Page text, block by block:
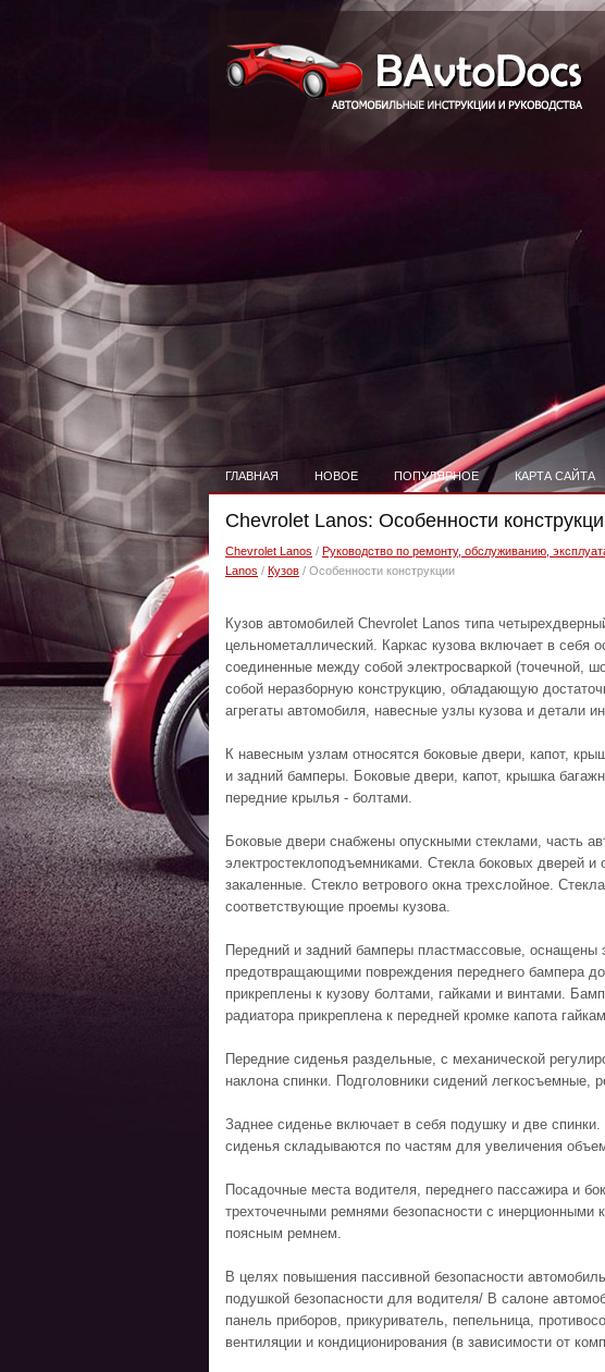
ГЛАВНАЯ НОВОЕ ПОПУЛЯРНОЕ КАРТА САЙТА
Chevrolet Lanos: Особенности
Chevrolet Lanos / Руководство по ремонту, обслуживанию,
Lanos / Кузов / Особенности конструкции
Кузов автомобилей Chevrolet Lanos типа
цельнометаллический. Каркас кузова включает в себя
соединенные между собой электросваркой (точечной,
собой неразборную конструкцию, обладающую
агрегаты автомобиля, навесные узлы кузова и детали
К навесным узлам относятся боковые двери, капот,
и задний бамперы. Боковые двери, капот, крышка
передние крылья - болтами.
Боковые двери снабжены опускными стеклами, часть
электростеклоподъемниками. Стекла боковых дверей и
закаленные. Стекло ветрового окна трехслойное.
соответствующие проемы кузова.
Передний и задний бамперы пластмассовые,
предотвращающими повреждения переднего бампера
прикреплены к кузову болтами, гайками и винтами.
радиатора прикреплена к передней кромке капота
Передние сиденья раздельные, с механической
наклона спинки. Подголовники сидений легкосъемные,
Заднее сиденье включает в себя подушку и две
сиденья складываются по частям для увеличения
Посадочные места водителя, переднего пассажира и
трехточечными ремнями безопасности с инерционными
поясным ремнем.
В целях повышения пассивной безопасности
подушкой безопасности для водителя/ В салоне
панель приборов, прикуриватель, пепельница,
вентиляции и кондиционирования (в зависимости от